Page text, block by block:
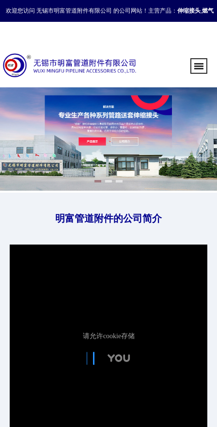
欢迎您访问 无锡市明富管道附件有限公司 的公司网站！主营产品： 伸缩接头,燃气
明富管道附件的公司简介